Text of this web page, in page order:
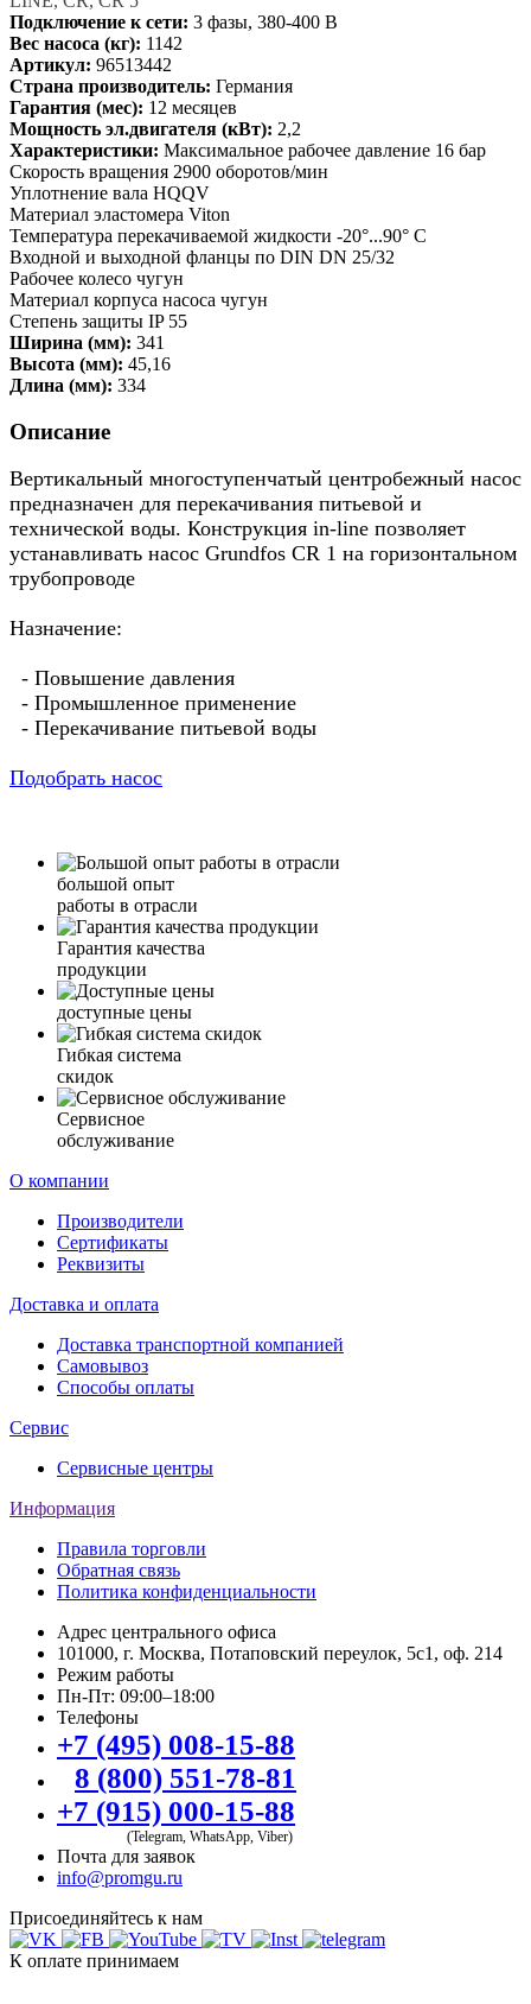
Подключение к сети: 3 фазы, 380-400 В
Вес насоса (кг): 1142
Артикул: 96513442
Страна производитель: Германия
Гарантия (мес): 12 месяцев
Мощность эл.двигателя (кВт): 2,2
Характеристики: Максимальное рабочее давление 16 бар
Скорость вращения 2900 оборотов/мин
Уплотнение вала HQQV
Материал эластомера Viton
Температура перекачиваемой жидкости -20°...90° C
Входной и выходной фланцы по DIN DN 25/32
Рабочее колесо чугун
Материал корпуса насоса чугун
Степень защиты IP 55
Ширина (мм): 341
Высота (мм): 45,16
Длина (мм): 334
Описание
Вертикальный многоступенчатый центробежный насос
предназначен для перекачивания питьевой и
технической воды. Конструкция in-line позволяет
устанавливать насос Grundfos CR 1 на горизонтальном
трубопроводе
Назначение:
- Повышение давления
- Промышленное применение
- Перекачивание питьевой воды
Подобрать насос
большой опыт
работы в отрасли
Гарантия качества
продукции
доступные цены
Гибкая система
скидок
Сервисное
обслуживание
О компании
Производители
Сертификаты
Реквизиты
Доставка и оплата
Доставка транспортной компанией
Самовывоз
Способы оплаты
Сервис
Сервисные центры
Информация
Правила торговли
Обратная связь
Политика конфиденциальности
Адрес центрального офиса
101000, г. Москва, Потаповский переулок, 5с1, оф. 214
Режим работы
Пн-Пт: 09:00–18:00
Телефоны
+7 (495) 008-15-88
8 (800) 551-78-81
+7 (915) 000-15-88
(Telegram, WhatsApp, Viber)
Почта для заявок
info@promgu.ru
Присоединяйтесь к нам
К оплате принимаем